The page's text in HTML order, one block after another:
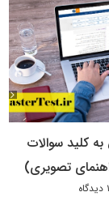
کلید سوالات